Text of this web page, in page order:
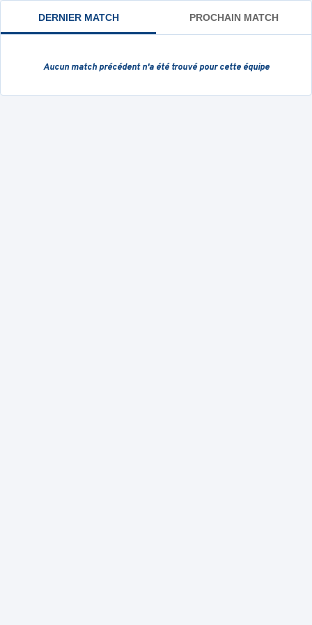
DERNIER MATCH PROCHAIN MATCH
Aucun match précédent n'a été trouvé pour cette équipe